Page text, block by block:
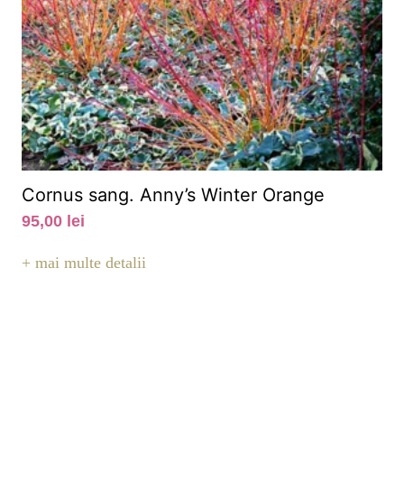
Cornus sang. Anny’s Winter Orange
95,00 lei
+ mai multe detalii